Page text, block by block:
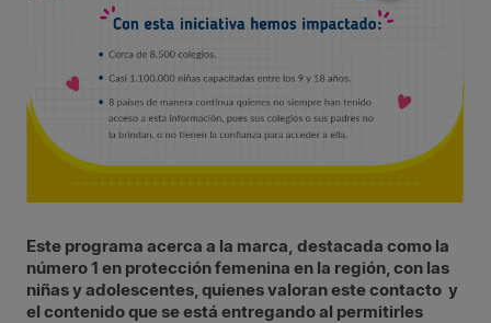
Este programa acerca a la marca, destacada como la
número 1 en protección femenina en la región, con las
niñas y adolescentes, quienes valoran este contacto y
el contenido que se está entregando al permitirles